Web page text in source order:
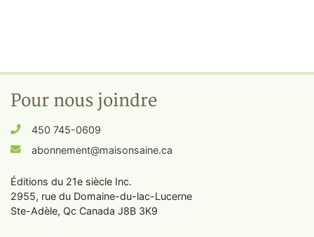
Pour nous joindre
450 745-0609
abonnement@maisonsaine.ca
Éditions du 21e siècle Inc.
2955, rue du Domaine-du-lac-Lucerne
Ste-Adèle, Qc Canada J8B 3K9